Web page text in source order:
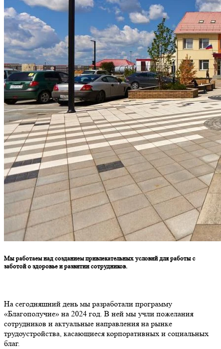
Мы работаем над созданием привлекательных условий для работы с
заботой о здоровье и развитии сотрудников.
На сегодняшний день мы разработали программу
«Благополучие» на 2024 год. В ней мы учли пожелания
сотрудников и актуальные направления на рынке
трудоустройства, касающиеся корпоративных и социальных
благ.